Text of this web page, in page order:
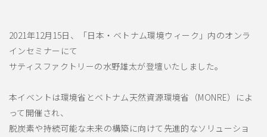
2021年12月15日、「日本・ベトナム環境ウィーク」内のオンラ
インセミナーにて
サティスファクトリーの水野雄太が登壇いたしました。
本イベントは環境省とベトナム天然資源環境省（MONRE）によ
って開催され、
脱炭素や持続可能な未来の構築に向けて先進的なソリューショ